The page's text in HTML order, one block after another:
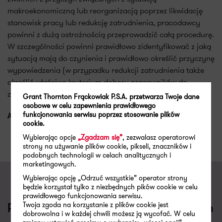
makroekonomiczną lub reorganizacją poprzez likwidację
stanowisk pracy lub redukcję zatrudnienia, pracodawcy
powinni z dużą ostrożnością przeprowadzić całą procedurę.
W szczególności powinni prawidłowo zidentyfikować z jaką
sytuacją mają do czynienia i prawidłowo określić przyczynę
wypowiedzenia (w przypadku redukcji zatrudnienia także
określić właściwe kryterium doboru pracowników do
zwolnienia).
AUTORZY: Jolanta Zarzecka-Sawicka i Michał Mieszkowski
Porozmawiajmy o Twoich wyzwaniach
Grant Thornton Frąckowiak P.S.A. przetwarza Twoje dane
osobowe w celu zapewnienia prawidłowego
funkcjonowania serwisu poprzez stosowanie plików
cookie.
Wybierając opcje„Zgadzam się”, zezwalasz operatorowi
strony na używanie plików cookie, pikseli, znaczników i
podobnych technologii w celach analitycznych i
marketingowych.
Wybierając opcję „Odrzuć wszystkie” operator strony
będzie korzystał tylko z niezbędnych pików cookie w celu
prawidłowego funkcjonowania serwisu.
Twoja zgoda na korzystanie z plików cookie jest
dobrowolna i w każdej chwili możesz ją wycofać. W celu